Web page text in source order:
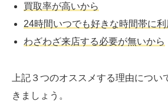
買取率が高いから
24時間いつでも好きな時間帯に
わざわざ来店する必要が無いから
上記３つのオススメする理由につい
きましょう。